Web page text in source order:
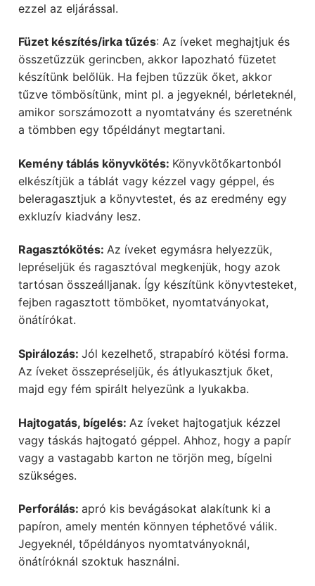
ezzel az eljárással.
Füzet készítés/irka tűzés: Az íveket meghajtjuk és
összetűzzük gerincben, akkor lapozható füzetet
készítünk belőlük. Ha fejben tűzzük őket, akkor
tűzve tömbösítünk, mint pl. a jegyeknél, bérleteknél,
amikor sorszámozott a nyomtatvány és szeretnénk
a tömbben egy tőpéldányt megtartani.
Kemény táblás könyvkötés: Könyvkötőkartonból
elkészítjük a táblát vagy kézzel vagy géppel, és
beleragasztjuk a könyvtestet, és az eredmény egy
exkluzív kiadvány lesz.
Ragasztókötés: Az íveket egymásra helyezzük,
lepréseljük és ragasztóval megkenjük, hogy azok
tartósan összeálljanak. Így készítünk könyvtesteket,
fejben ragasztott tömböket, nyomtatványokat,
önátírókat.
Spirálozás: Jól kezelhető, strapabíró kötési forma.
Az íveket összepréseljük, és átlyukasztjuk őket,
majd egy fém spirált helyezünk a lyukakba.
Hajtogatás, bígelés: Az íveket hajtogatjuk kézzel
vagy táskás hajtogató géppel. Ahhoz, hogy a papír
vagy a vastagabb karton ne törjön meg, bígelni
szükséges.
Perforálás: apró kis bevágásokat alakítunk ki a
papíron, amely mentén könnyen téphetővé válik.
Jegyeknél, tőpéldányos nyomtatványoknál,
önátíróknál szoktuk használni.